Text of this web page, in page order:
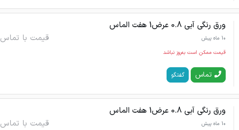
ورق رنگی آبی 0.8 عرض1 هفت الماس
10 ماه پیش قیمت با تماس
قیمت ممکن است به‌روز نباشد
تماس گفتگو
ورق رنگی آبی 0.8 عرض1 هفت الماس
10 ماه پیش قیمت با تماس